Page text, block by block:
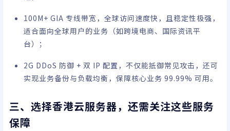
100M+ GIA 专线带宽，全球访问速度快，且稳定性极强，
适合面向全球用户的业务（如跨境电商、国际资讯平
台）；
2G DDoS 防御 + 双 IP 配置，不仅能抵御常见攻击，还可
实现业务备份与负载均衡，保障核心业务 99.99% 可用。
三、选择香港云服务器，还需关注这些服务
保障